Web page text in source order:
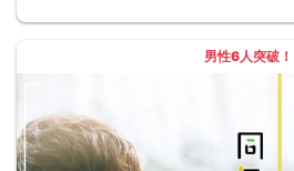
男性6人突破！